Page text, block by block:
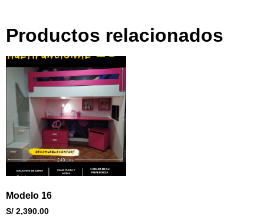
Productos relacionados
Modelo 16
S/ 2,390.00